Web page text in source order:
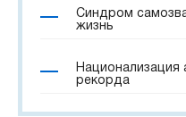
Синдром
жизнь
Национализация
рекорда